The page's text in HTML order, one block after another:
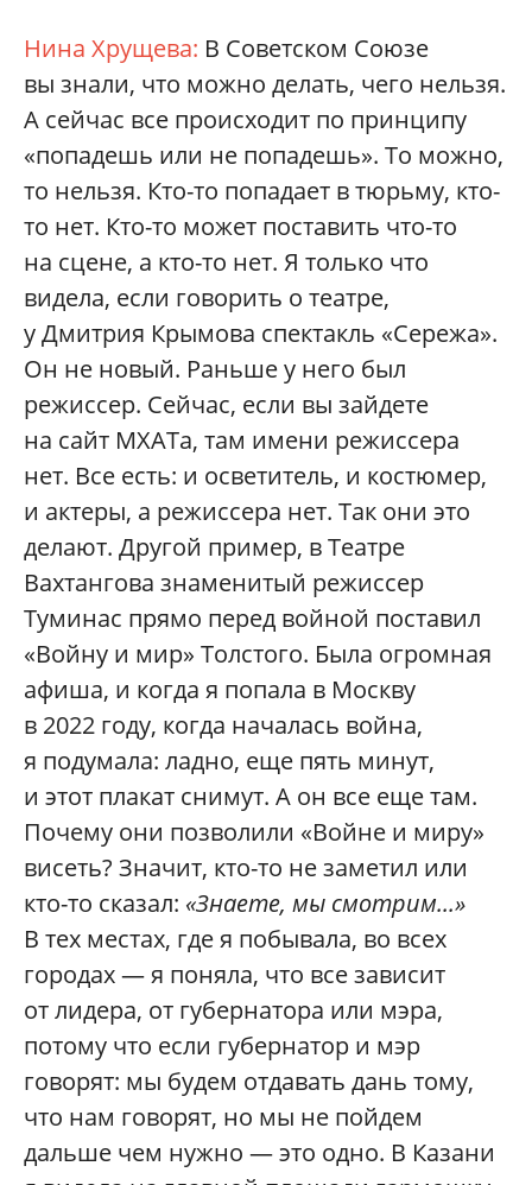
Нина Хрущева: В Советском Союзе
вы знали, что можно делать, чего нельзя.
А сейчас все происходит по принципу
«попадешь или не попадешь». То можно,
то нельзя. Кто-то попадает в тюрьму, кто-
то нет. Кто-то может поставить что-то
на сцене, а кто-то нет. Я только что
видела, если говорить о театре,
у Дмитрия Крымова спектакль «Сережа».
Он не новый. Раньше у него был
режиссер. Сейчас, если вы зайдете
на сайт МХАТа, там имени режиссера
нет. Все есть: и осветитель, и костюмер,
и актеры, а режиссера нет. Так они это
делают. Другой пример, в Театре
Вахтангова знаменитый режиссер
Туминас прямо перед войной поставил
«Войну и мир» Толстого. Была огромная
афиша, и когда я попала в Москву
в 2022 году, когда началась война,
я подумала: ладно, еще пять минут,
и этот плакат снимут. А он все еще там.
Почему они позволили «Войне и миру»
висеть? Значит, кто-то не заметил или
кто-то сказал: «Знаете, мы смотрим...»
В тех местах, где я побывала, во всех
городах — я поняла, что все зависит
от лидера, от губернатора или мэра,
потому что если губернатор и мэр
говорят: мы будем отдавать дань тому,
что нам говорят, но мы не пойдем
дальше чем нужно — это одно. В Казани